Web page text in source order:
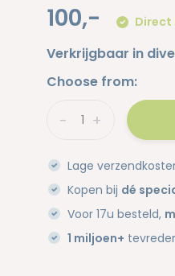
100,- Direct
Verkrijgbaar in
Choose from:
+
-
Lage
Kopen bij dé
Voor 17u besteld,
1 miljoen+